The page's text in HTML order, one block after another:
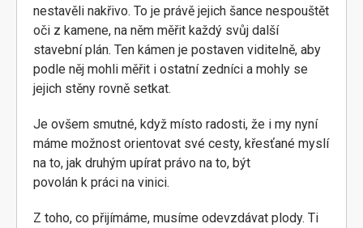
nestavěli nakřivo. To je právě jejich šance nespouštět
oči z kamene, na něm měřit každý svůj další
stavební plán. Ten kámen je postaven viditelně, aby
podle něj mohli měřit i ostatní zedníci a mohly se
jejich stěny rovně setkat.
Je ovšem smutné, když místo radosti, že i my nyní
máme možnost orientovat své cesty, křesťané myslí
na to, jak druhým upírat právo na to, být
povolán k práci na vinici.
Z toho, co přijímáme, musíme odevzdávat plody. Ti